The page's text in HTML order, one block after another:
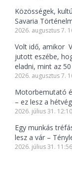
Közösségek,
Savaria
2026. augusztus 7.
Volt idő, amikor
jutott eszébe,
eladni, mint az
2026. augusztus 7.
Motorbemutató
– ez lesz a
2026. július 31. 12:10
Egy munkás
lesz a vár –
2026. július 31. 11:56